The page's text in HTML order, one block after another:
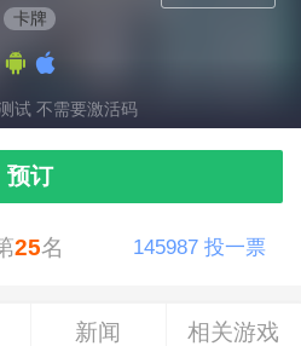
卡牌
试 不需要激活码
预订
25名 145987 投一票
新闻 相关游戏